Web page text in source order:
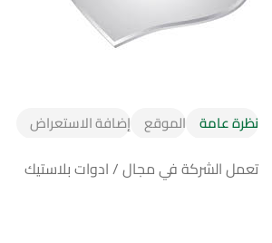
نظرة عامة الموقع إضافة الاستعراض
تعمل الشركة في مجال / ادوات بلاستيك